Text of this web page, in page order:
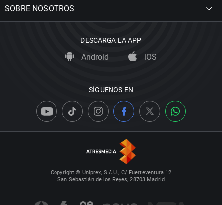
SOBRE NOSOTROS
DESCARGA LA APP
Android iOS
SÍGUENOS EN
Copyright © Uniprex, S.A.U., C/ Fuerteventura 12
San Sebastián de los Reyes, 28703 Madrid